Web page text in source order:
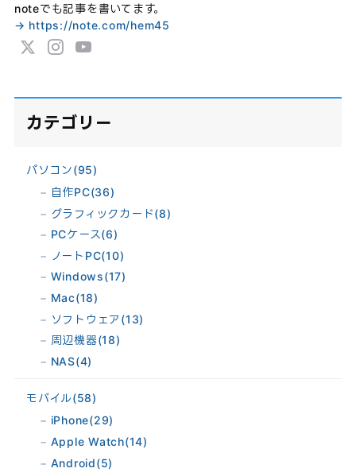
noteでも記事を書いてます。
→ https://note.com/hem45
カテゴリー
パソコン(95)
自作PC(36)
グラフィックカード(8)
PCケース(6)
ノートPC(10)
Windows(17)
Mac(18)
ソフトウェア (13)
周辺機器(18)
NAS(4)
モバイル(58)
iPhone(29)
Apple Watch(14)
Android(5)